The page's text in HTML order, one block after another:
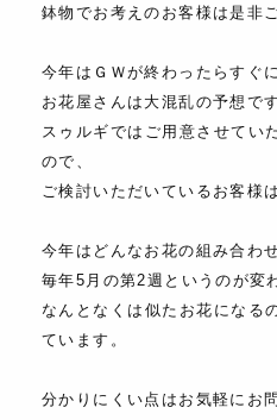
鉢物でお考えのお客様は是非
今年はＧＷが終わったらすぐ
お花屋さんは大混乱の予想で
スゥルギではご用意させてい
ので、
ご検討いただいているお客様
今年はどんなお花の組み合わ
毎年5月の第2週というのが変
なんとなくは似たお花になる
ています。
分かりにくい点はお気軽にお